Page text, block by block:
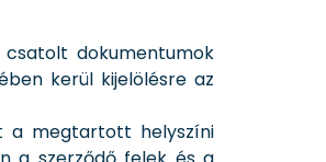
dokumentumok
kerül kijelölésre az
a megtartott helyszíni